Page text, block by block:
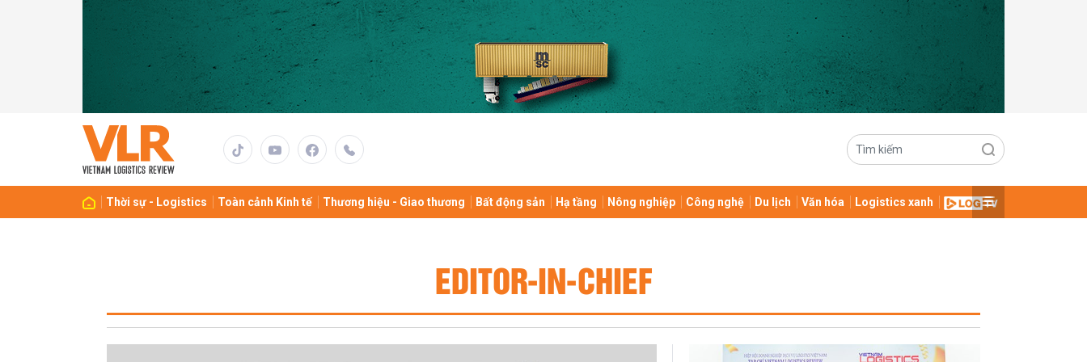
Thời sự - Logistics Toàn cảnh Kinh tế Thương hiệu - Giao thương Bất động sản Hạ tầng Nông nghiệp Công nghệ Du lịch Văn hóa Logistics xanh
EDITOR-IN-CHIEF